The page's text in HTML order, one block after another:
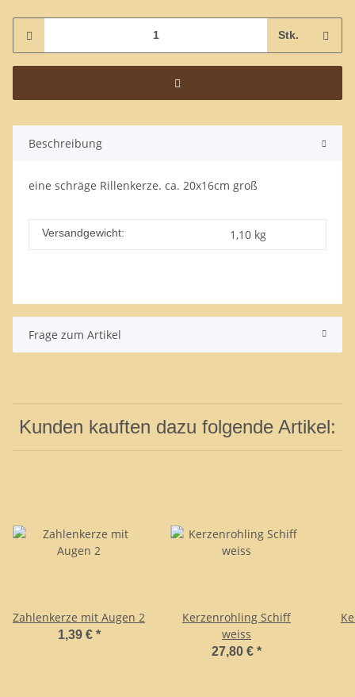
Stk.
Beschreibung
eine schräge Rillenkerze. ca. 20x16cm groß
Versandgewicht: 1,10 kg
Frage zum Artikel
Kunden kauften dazu folgende Artikel:
Zahlenkerze mit Augen 2
1,39 € *
Kerzenrohling Schiff
weiss
27,80 € *